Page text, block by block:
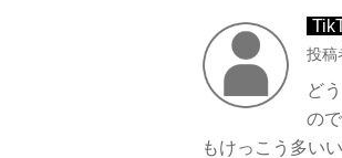
投稿
ど
の
もけっこう多い